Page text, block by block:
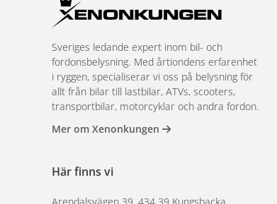
Sveriges ledande expert inom bil- och
fordonsbelysning. Med årtiondens erfarenhet
i ryggen, specialiserar vi oss på belysning för
allt från bilar till lastbilar, ATVs, scooters,
transportbilar, motorcyklar och andra fordon.
Mer om Xenonkungen
Här finns vi